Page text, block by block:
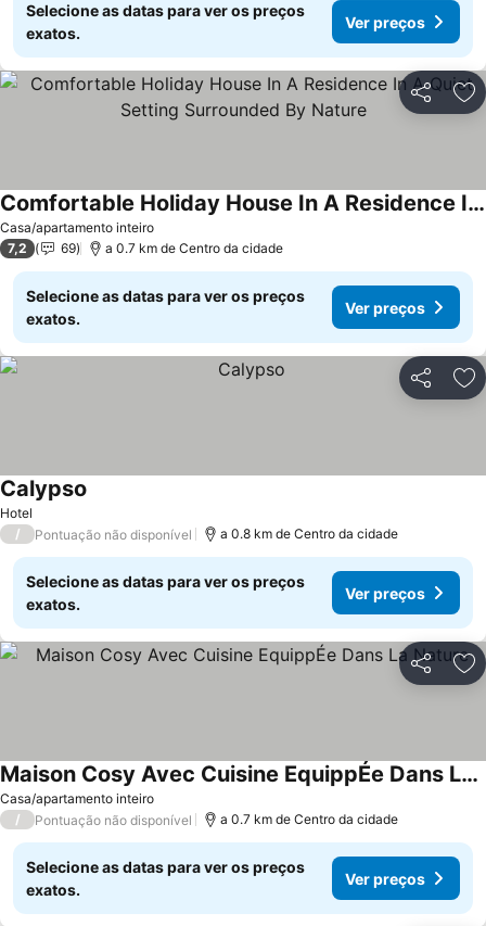
Selecione as datas para ver os preços
exatos.
Ver preços
Partilhar
Casa/apartamento inteiro
Comfortable Holiday House In A Residence In A Quiet Setting Surrounded By Nature
7,2 69 a 0.7 km de Centro da cidade
Selecione as datas para ver os preços
exatos.
Ver preços
Partilhar
Hotel
Calypso
/ Pontuação não disponível a 0.8 km de Centro da cidade
Selecione as datas para ver os preços
exatos.
Ver preços
Partilhar
Casa/apartamento inteiro
Maison Cosy Avec Cuisine EquippÉe Dans La Nature
/ Pontuação não disponível a 0.7 km de Centro da cidade
Selecione as datas para ver os preços
exatos.
Ver preços